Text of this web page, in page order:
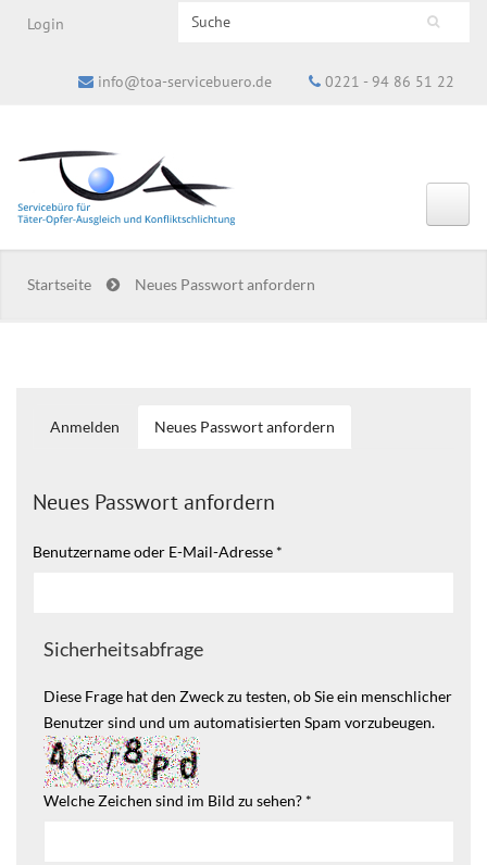
Login Suchformular
Search this site
info@toa-servicebuero.de 0221 - 94 86 51 22
Startseite Neues Passwort anfordern
Haupt-Reiter
Anmelden Neues Passwort anfordern
Neues Passwort anfordern
Benutzername oder E-Mail-Adresse *
Sicherheitsabfrage
Diese Frage hat den Zweck zu testen, ob Sie ein menschlicher
Benutzer sind und um automatisierten Spam vorzubeugen.
Welche Zeichen sind im Bild zu sehen? *